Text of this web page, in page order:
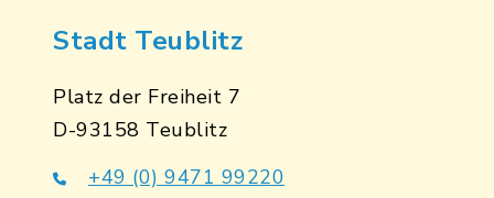
Stadt Teublitz
Platz der Freiheit 7
D-93158 Teublitz
+49 (0) 9471 99220